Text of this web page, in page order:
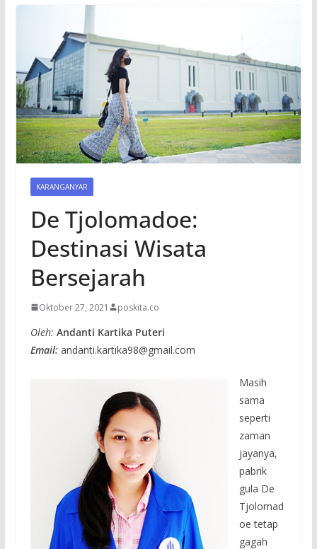
KARANGANYAR
De Tjolomadoe:
Destinasi Wisata
Bersejarah
Oktober 27, 2021 poskita.co
Oleh: Andanti Kartika Puteri
Email:andanti.kartika98@gmail.com
Masih
sama
seperti
zaman
jayanya,
pabrik
gula De
Tjolomad
oe tetap
gagah